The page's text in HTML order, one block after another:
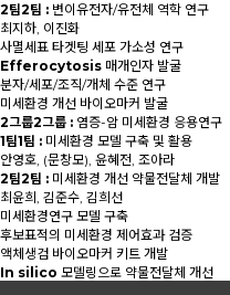
2팀2팀 : 변이유전자/유전체 역학 연구
최지하, 이진화
사멸세표 타겟팅 세포 가소성 연구
Efferocytosis 매개인자 발굴
분자/세포/조직/개체 수준 연구
미세환경 개선 바이오마커 발굴
2그룹2그룹 : 염증-암 미세환경 응용연구
1팀1팀 : 미세환경 모델 구축 및 활용
안영호, (문창모), 윤혜전, 조아라
2팀2팀 : 미세환경 개선 약물전달체 개발
최윤희, 김준수, 김희선
미세환경연구 모델 구축
후보표적의 미세환경 제어효과 검증
액체생검 바이오마커 키트 개발
In silico 모델링으로 약물전달체 개선